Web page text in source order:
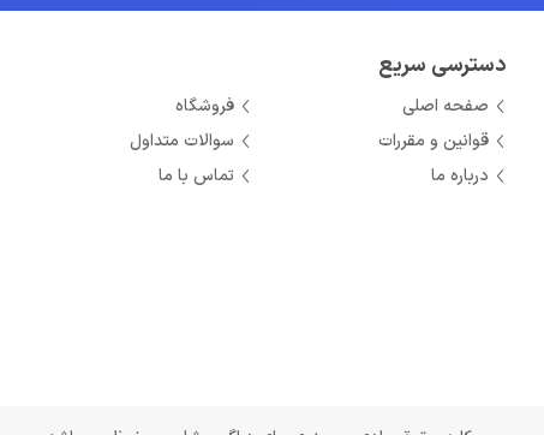
دسترسی سریع
صفحه اصلی
فروشگاه
قوانین و مقررات
سوالات متداول
درباره ما
تماس با ما